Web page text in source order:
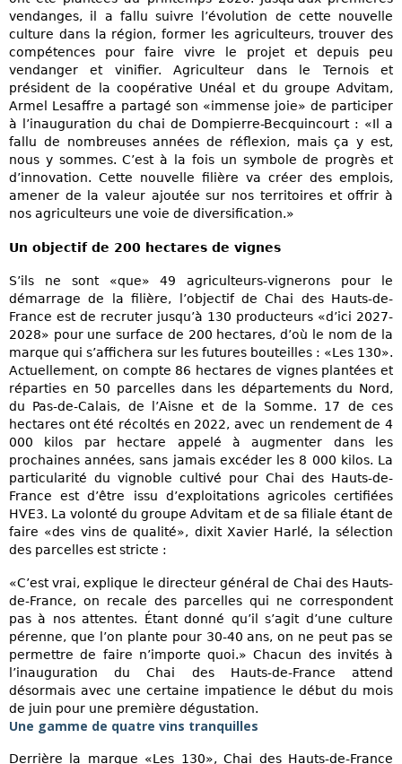
vendanges, il a fallu suivre l’évolution de cette nouvelle
culture dans la région, former les agriculteurs, trouver des
compétences pour faire vivre le projet et depuis peu
vendanger et vinifier. Agriculteur dans le Ternois et
président de la coopérative Unéal et du groupe Advitam,
Armel Lesaffre a partagé son «immense joie» de participer
à l’inauguration du chai de Dompierre-Becquincourt : «Il a
fallu de nombreuses années de réflexion, mais ça y est,
nous y sommes. C’est à la fois un symbole de progrès et
d’innovation. Cette nouvelle filière va créer des emplois,
amener de la valeur ajoutée sur nos territoires et offrir à
nos agriculteurs une voie de diversification.»
Un objectif de 200 hectares de vignes
S’ils ne sont «que» 49 agriculteurs-vignerons pour le
démarrage de la filière, l’objectif de Chai des Hauts-de-
France est de recruter jusqu’à 130 producteurs «d’ici 2027-
2028» pour une surface de 200 hectares, d’où le nom de la
marque qui s’affichera sur les futures bouteilles : «Les 130».
Actuellement, on compte 86 hectares de vignes plantées et
réparties en 50 parcelles dans les départements du Nord,
du Pas-de-Calais, de l’Aisne et de la Somme. 17 de ces
hectares ont été récoltés en 2022, avec un rendement de 4
000 kilos par hectare appelé à augmenter dans les
prochaines années, sans jamais excéder les 8 000 kilos. La
particularité du vignoble cultivé pour Chai des Hauts-de-
France est d’être issu d’exploitations agricoles certifiées
HVE3. La volonté du groupe Advitam et de sa filiale étant de
faire «des vins de qualité», dixit Xavier Harlé, la sélection
des parcelles est stricte :
«C’est vrai, explique le directeur général de Chai des Hauts-
de-France, on recale des parcelles qui ne correspondent
pas à nos attentes. Étant donné qu’il s’agit d’une culture
pérenne, que l’on plante pour 30-40 ans, on ne peut pas se
permettre de faire n’importe quoi.» Chacun des invités à
l’inauguration du Chai des Hauts-de-France attend
désormais avec une certaine impatience le début du mois
de juin pour une première dégustation.
Une gamme de quatre vins tranquilles
Derrière la marque «Les 130», Chai des Hauts-de-France